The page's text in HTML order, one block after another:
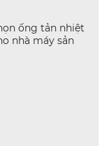
ống tản nhiệt
nhà máy sản